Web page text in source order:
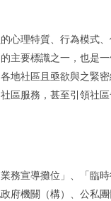
心理特質、行為模式
主要標識之一，也是
地社區且亟欲與之緊
區服務，甚至引領社
宣導攤位」、「臨
府機關（構）、公私